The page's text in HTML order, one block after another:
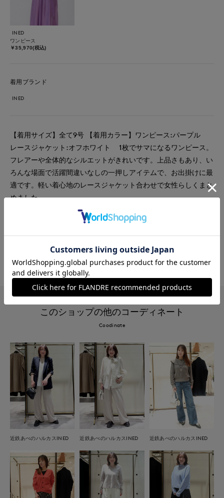
INED
ワンピース
￥35,970(税込)
着用ブランド
INED
【着用サイズ】全て9号 【着用カラー】ワンピース:パープル
レースジャケット:オフホワイト 1枚でサマになるワンピース。
フレアーや全体的なシルエットがきれいです。上品さもあり、い
ろんな場面で活躍間違いなしの一押しアイテムで、お出掛けに最
適です。軽い着心地のレースジャケット合わせで女性らしくまと
めました。
#ジャケット #休日
#サンダル
このショップの他のコーディネート
Coodinate
近鉄あべのハルカスINED 近鉄あべのハルカスINED 近鉄あべのハルカスINED